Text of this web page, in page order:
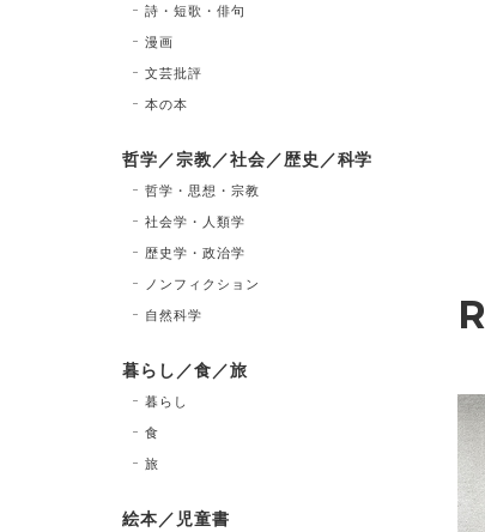
詩・短歌・俳句
漫画
文芸批評
本の本
哲学／宗教／社会／歴史／科学
哲学・思想・宗教
社会学・人類学
歴史学・政治学
ノンフィクション
自然科学
暮らし／食／旅
暮らし
食
旅
絵本／児童書